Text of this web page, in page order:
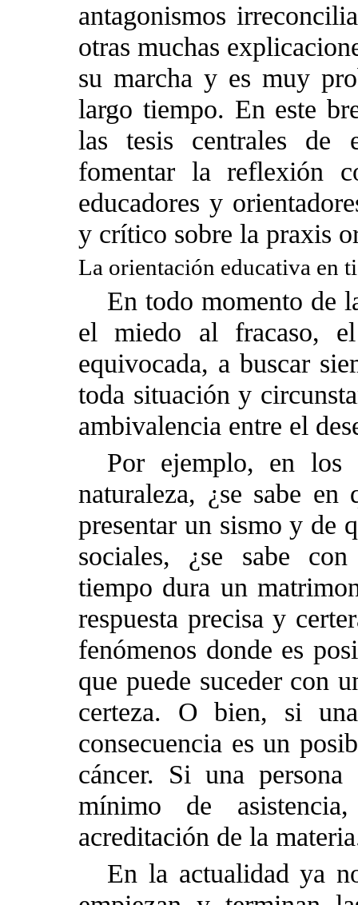
antagonismos
otras muchas
su marcha y es muy
largo tiempo. En este
las tesis centrales de
fomentar la reflexión
educadores y
y crítico sobre la praxis
La orientación educativa en
En todo momento de
el miedo al fracaso,
equivocada, a buscar
toda situación y
ambivalencia entre el
Por ejemplo, en los
naturaleza, ¿se sabe
presentar un sismo y de
sociales, ¿se sabe
tiempo dura un
respuesta precisa y
fenómenos donde es
que puede suceder con
certeza. O bien, si
consecuencia es un
cáncer. Si una
mínimo de
acreditación de la
En la actualidad ya